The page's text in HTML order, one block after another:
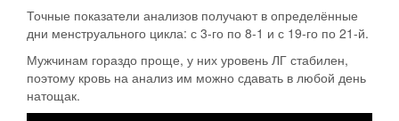
Точные показатели анализов получают в определённые
дни менструального цикла: с 3-го по 8-1 и с 19-го по 21-й.
Мужчинам гораздо проще, у них уровень ЛГ стабилен,
поэтому кровь на анализ им можно сдавать в любой день
натощак.